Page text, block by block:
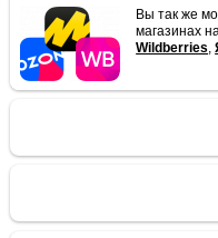
Вы так же
магазинах
Wildberries,